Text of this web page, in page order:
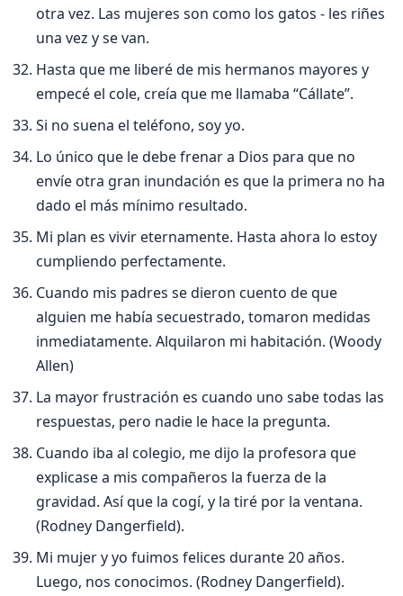
otra vez. Las mujeres son como los gatos - les riñes
una vez y se van.
Hasta que me liberé de mis hermanos mayores y
empecé el cole, creí­a que me llamaba “Cállate”.
Si no suena el teléfono, soy yo.
Lo único que le debe frenar a Dios para que no
enví­e otra gran inundación es que la primera no ha
dado el más mí­nimo resultado.
Mi plan es vivir eternamente. Hasta ahora lo estoy
cumpliendo perfectamente.
Cuando mis padres se dieron cuento de que
alguien me habí­a secuestrado, tomaron medidas
inmediatamente. Alquilaron mi habitación. (Woody
Allen)
La mayor frustración es cuando uno sabe todas las
respuestas, pero nadie le hace la pregunta.
Cuando iba al colegio, me dijo la profesora que
explicase a mis compañeros la fuerza de la
gravidad. Así­ que la cogí­, y la tiré por la ventana.
(Rodney Dangerfield).
Mi mujer y yo fuimos felices durante 20 años.
Luego, nos conocimos. (Rodney Dangerfield).